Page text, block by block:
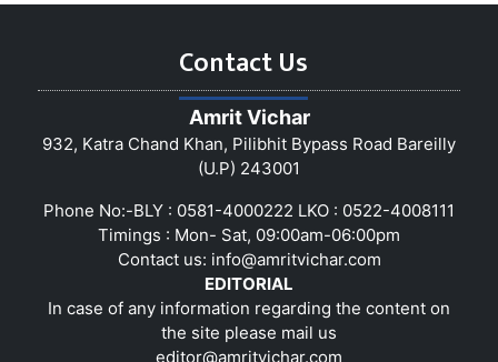
Contact Us
Amrit Vichar
932, Katra Chand Khan, Pilibhit Bypass Road Bareilly
(U.P) 243001
Phone No:-BLY : 0581-4000222 LKO : 0522-4008111
Timings : Mon- Sat, 09:00am-06:00pm
Contact us: info@amritvichar.com
EDITORIAL
In case of any information regarding the content on
the site please mail us
editor@amritvichar.com